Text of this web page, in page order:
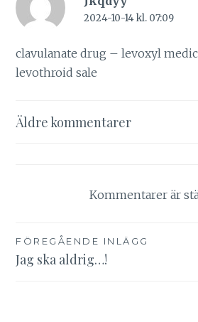
2024-10-14 kl. 07:09
clavulanate drug –levoxyl
levothroid sale
Äldre kommentarer
Kommentarer är
Inläggsnavigering
FÖREGÅENDE INLÄGG
Jag ska aldrig…!